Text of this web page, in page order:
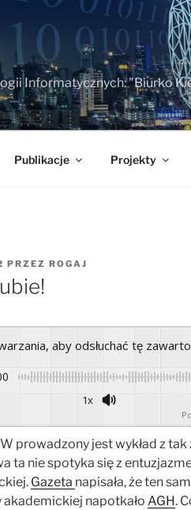
Informatycznych: "Biurko
Publikacje Projekty
PRZEZ ROGAJ
aby odsłuchać tę
1x
prowadzony jest wykład z
ta nie spotyka się z
Gazeta napisała, że ten
napotkało AGH.